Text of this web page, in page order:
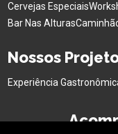
Cervejas Especiais
Bar Nas Alturas
Nossos
Experiência